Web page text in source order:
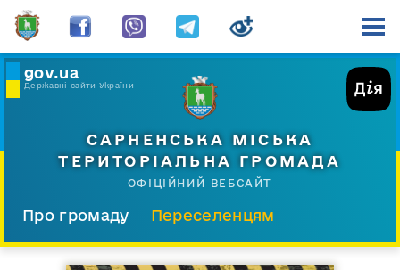
gov.ua
Державні сайти України
САРНЕНСЬКА МІСЬКА
ТЕРИТОРІАЛЬНА ГРОМАДА
ОФІЦІЙНИЙ ВЕБСАЙТ
Про громаду
Переселенцям